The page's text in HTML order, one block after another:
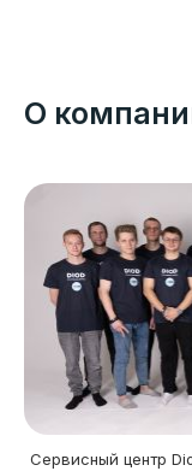
О
Сервисный центр